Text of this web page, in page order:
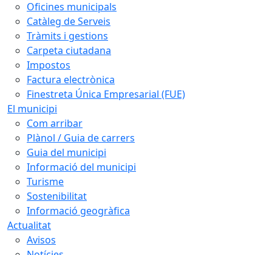
Oficines municipals
Catàleg de Serveis
Tràmits i gestions
Carpeta ciutadana
Impostos
Factura electrònica
Finestreta Única Empresarial (FUE)
El municipi
Com arribar
Plànol / Guia de carrers
Guia del municipi
Informació del municipi
Turisme
Sostenibilitat
Informació geogràfica
Actualitat
Avisos